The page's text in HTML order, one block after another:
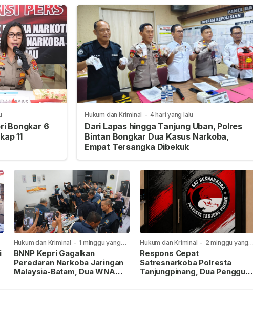
Bongkar 6
11
Hukum dan Kriminal - 4 hari yang lalu
Dari Lapas hingga Tanjung Uban, Polres
Bintan Bongkar Dua Kasus Narkoba,
Empat Tersangka Dibekuk
Hukum dan Kriminal - 1 minggu yang
lalu
BNNP Kepri Gagalkan
Peredaran Narkoba Jaringan
Malaysia-Batam, Dua WNA
Hukum dan Kriminal - 2 minggu yang
lalu
Respons Cepat
Satresnarkoba Polresta
Tanjungpinang, Dua Pengguna